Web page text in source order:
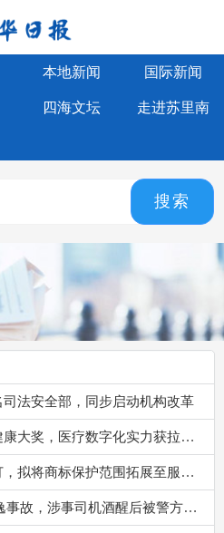
本地新闻 国际新闻
四海文坛 走进苏里南
搜索